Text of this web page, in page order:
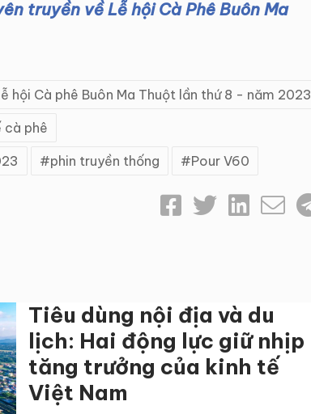
truyền về Lễ hội Cà Phê Buôn Ma
hội Cà phê Buôn Ma Thuột lần thứ 8 - năm 2023
cà phê
phin truyền thống Pour V60
Tiêu dùng nội địa và du
lịch: Hai động lực giữ nhịp
tăng trưởng của kinh tế
Việt Nam